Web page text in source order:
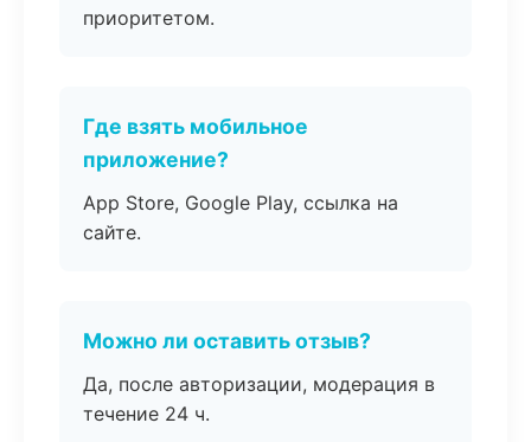
приоритетом.
Где взять мобильное
приложение?
App Store, Google Play, ссылка на
сайте.
Можно ли оставить отзыв?
Да, после авторизации, модерация в
течение 24 ч.